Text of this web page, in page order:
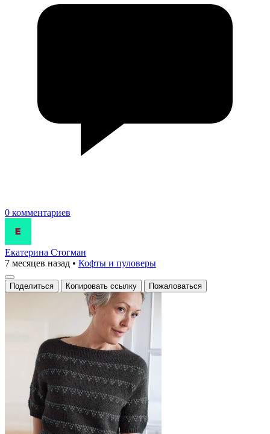
0 комментариев
Екатерина Стогман
7 месяцев назад • Кофты и пуловеры
Поделиться Копировать ссылку Пожаловаться